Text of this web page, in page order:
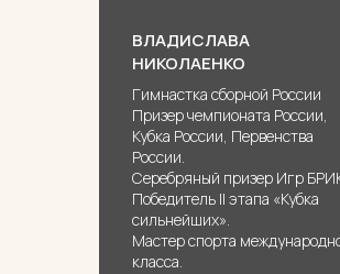
ВЛАДИСЛАВА
НИКОЛАЕНКО
Гимнастка сборной России
Призер чемпионата России,
Кубка России, Первенства
России.
Серебряный призер Игр
Победитель II этапа «Кубка
сильнейших».
Мастер спорта
класса.